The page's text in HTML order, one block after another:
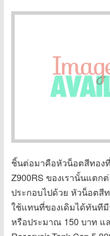
ชิ้นต่อมาคือหัวน็อตสีทองที่
Z900RS ของเรานั้นแตก
ประกอบไปด้วย หัวน็อตสี
ใช้แทนที่ของเดิมได้ทันที
หรือประมาณ 150 บาท แ